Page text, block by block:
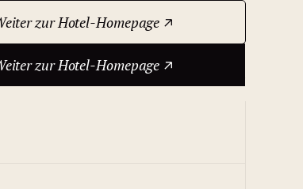
zur Hotel-Homepage
zur Hotel-Homepage